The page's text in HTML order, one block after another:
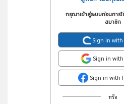
กรุณาเข้าสู่ระบบก่อนการ
สมาชิก
Sign in with
Sign in
Sign in with
หรือ